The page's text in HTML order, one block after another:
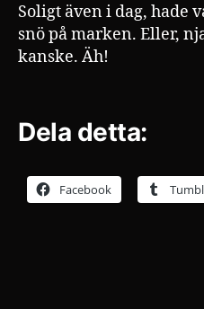
Soligt även i dag, hade
snö på marken. Eller,
kanske. Äh!
Dela detta:
Facebook